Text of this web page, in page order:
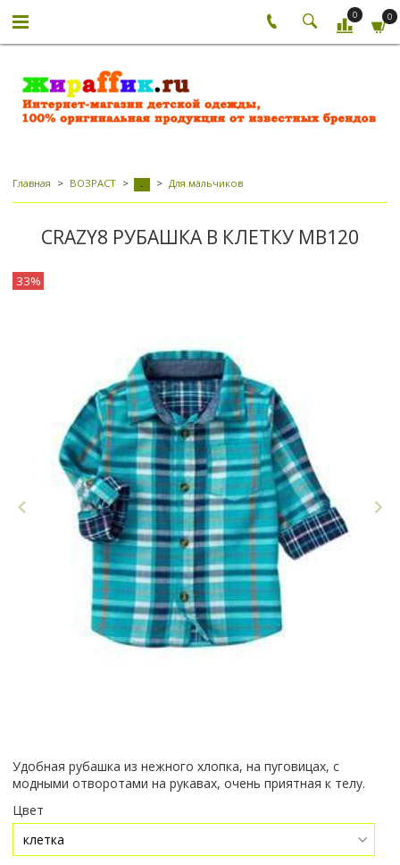
0 0
Главная ВОЗРАСТ - Для мальчиков
CRAZY8 РУБАШКА В КЛЕТКУ МВ120
33%
Удобная рубашка из нежного хлопка, на пуговицах, с
модными отворотами на рукавах, очень приятная к телу.
Цвет